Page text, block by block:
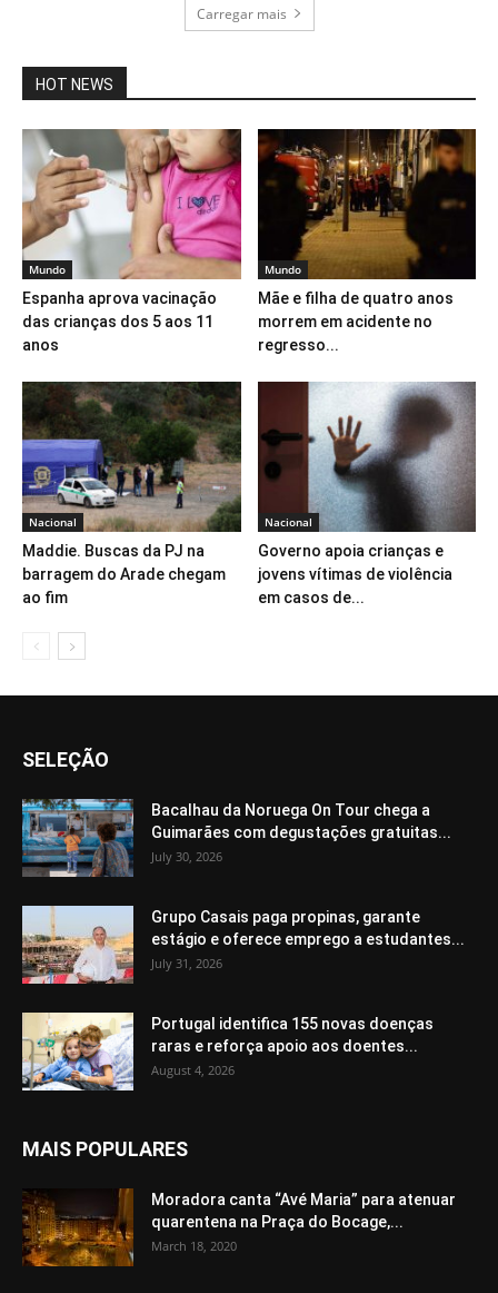
Carregar mais
HOT NEWS
Mundo
Espanha aprova vacinação
das crianças dos 5 aos 11
anos
Mundo
Mãe e filha de quatro anos
morrem em acidente no
regresso...
Nacional
Maddie. Buscas da PJ na
barragem do Arade chegam
ao fim
Nacional
Governo apoia crianças e
jovens vítimas de violência
em casos de...
SELEÇÃO
Bacalhau da Noruega On Tour chega a
Guimarães com degustações gratuitas...
July 30, 2026
Grupo Casais paga propinas, garante
estágio e oferece emprego a estudantes...
July 31, 2026
Portugal identifica 155 novas doenças
raras e reforça apoio aos doentes...
August 4, 2026
MAIS POPULARES
Moradora canta “Avé Maria” para atenuar
quarentena na Praça do Bocage,...
March 18, 2020